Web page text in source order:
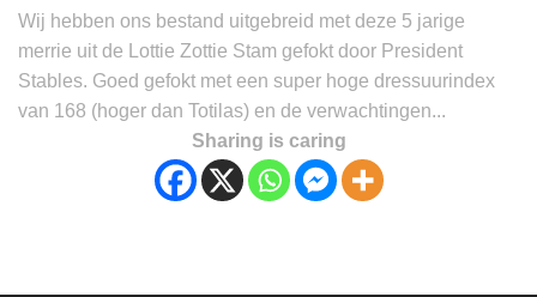
Wij hebben ons bestand uitgebreid met deze 5 jarige
merrie uit de Lottie Zottie Stam gefokt door President
Stables. Goed gefokt met een super hoge dressuurindex
van 168 (hoger dan Totilas) en de verwachtingen...
Sharing is caring